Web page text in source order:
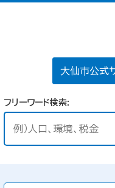
大仙市公式
フリーワード検索